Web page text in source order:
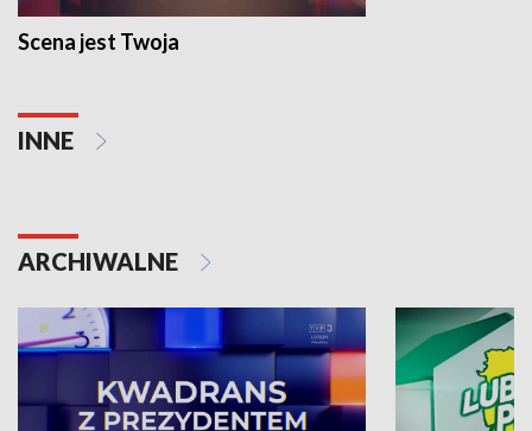
Scena jest Twoja
INNE
ARCHIWALNE